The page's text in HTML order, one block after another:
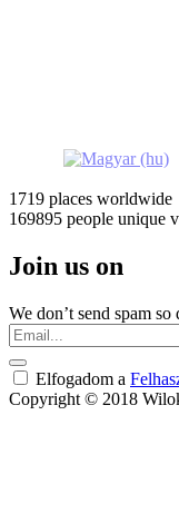
1719 places worldwide
169895 people unique
Join us on
We don’t send spam so
Elfogadom a
Copyright © 2018